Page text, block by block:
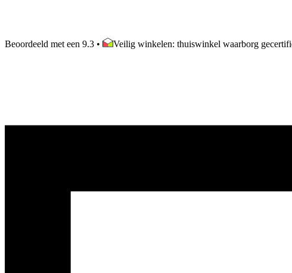
Beoordeeld met een 9.3 • Veilig winkelen: thuiswinkel waarborg